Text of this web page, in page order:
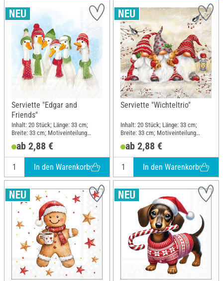
Serviette "Edgar and
Friends"
Inhalt: 20 Stück; Länge: 33 cm;
Breite: 33 cm; Motiveinteilung
viertel Motiv; Material: Papier
ab 2,88 €
In den Warenkorb
Serviette "Wichteltrio"
Inhalt: 20 Stück; Länge: 33 cm;
Breite: 33 cm; Motiveinteilung
viertel Motiv; Material: Papier
ab 2,88 €
In den Warenkorb